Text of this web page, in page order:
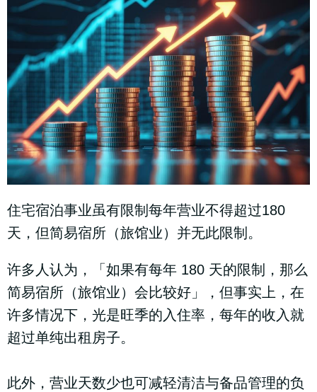
住宅宿泊事业虽有限制每年营业不得超过180
天，但简易宿所（旅馆业）并无此限制。
许多人认为，「如果有每年 180 天的限制，那么
简易宿所（旅馆业）会比较好」，但事实上，在
许多情况下，光是旺季的入住率，每年的收入就
超过单纯出租房子。
此外，营业天数少也可减轻清洁与备品管理的负